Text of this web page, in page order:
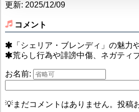
更新: 2025/12/09
コメント
「シェリア・ブレンディ」の魅力
荒らし行為や誹謗中傷、ネガティ
お名前:
💡まだコメントはありません。投稿